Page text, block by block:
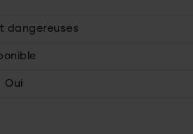
dangereuses
Oui